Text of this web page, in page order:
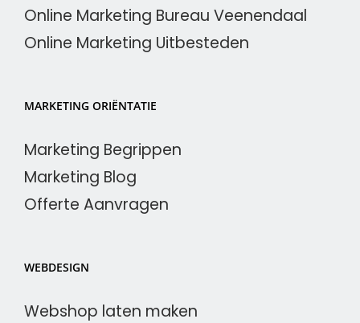
Online Marketing Bureau Veenendaal
Online Marketing Uitbesteden
MARKETING ORIËNTATIE
Marketing Begrippen
Marketing Blog
Offerte Aanvragen
WEBDESIGN
Webshop laten maken